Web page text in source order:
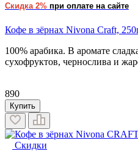
Скидка 2% при оплате на сайте
Кофе в зёрнах Nivona Craft,
100% арабика. В аромате
сухофруктов, чернослива и
890
Купить
Скидки